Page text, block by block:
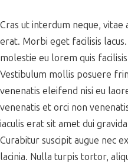
Cras ut interdum neque, vitae
erat. Morbi eget facilisis
molestie eu lorem quis
Vestibulum mollis posuere
venenatis eleifend nisi eu
venenatis et orci non
iaculis erat sit amet dui
Curabitur suscipit augue nec
lacinia. Nulla turpis tortor,